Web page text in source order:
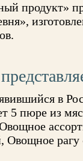
продукт»
в
5 пюре из
Овощное